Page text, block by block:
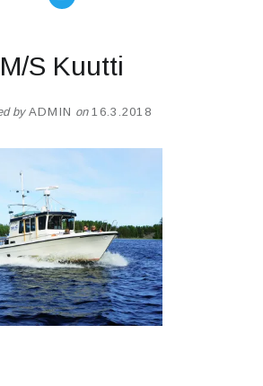
M/S Kuutti
by ADMIN on 16.3.2018